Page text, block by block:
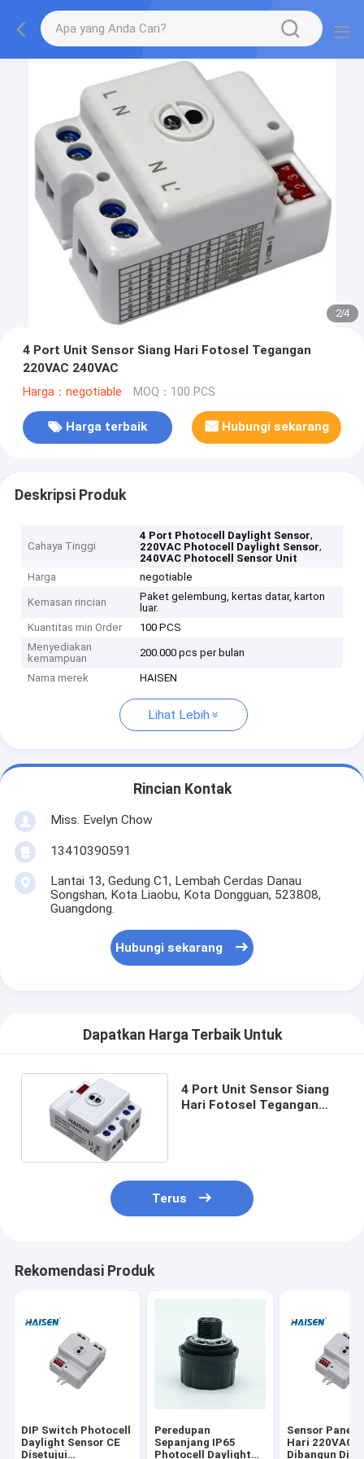
2/4
4 Port Unit Sensor Siang Hari Fotosel Tegangan
220VAC 240VAC
Harga：negotiable MOQ：100 PCS
Harga terbaik Hubungi sekarang
Deskripsi Produk
Cahaya Tinggi
4 Port Photocell Daylight Sensor,
220VAC Photocell Daylight Sensor,
240VAC Photocell Sensor Unit
Harga
negotiable
Kemasan rincian
Paket gelembung, kertas datar, karton
luar.
Kuantitas min Order
100 PCS
Menyediakan
kemampuan
200.000 pcs per bulan
Nama merek HAISEN
Lihat Lebih
Rincian Kontak
Miss. Evelyn Chow
13410390591
Lantai 13, Gedung C1, Lembah Cerdas Danau
Songshan, Kota Liaobu, Kota Dongguan, 523808,
Guangdong.
Hubungi sekarang
Dapatkan Harga Terbaik Untuk
4 Port Unit Sensor Siang
Hari Fotosel Tegangan
Terus
Rekomendasi Produk
DIP Switch Photocell
Daylight Sensor CE
Disetujui
Peredupan
Sepanjang IP65
Photocell Daylight
Sensor Panen
Hari 220VAC
Dibangun Di